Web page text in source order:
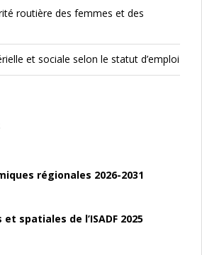
routière des femmes et des
et sociale selon le statut d’emploi
régionales 2026-2031
spatiales de l’ISADF 2025